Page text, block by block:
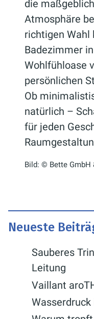
die
Atmosphäre
richtigen Wahl
Badezimmer
Wohlfühloase
persönlichen
Ob
natürlich –
für jeden
Bild: © Bette GmbH
Neueste
Sauberes
Leitung
Vaillant